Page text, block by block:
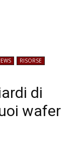
RISORSE
di
wafer